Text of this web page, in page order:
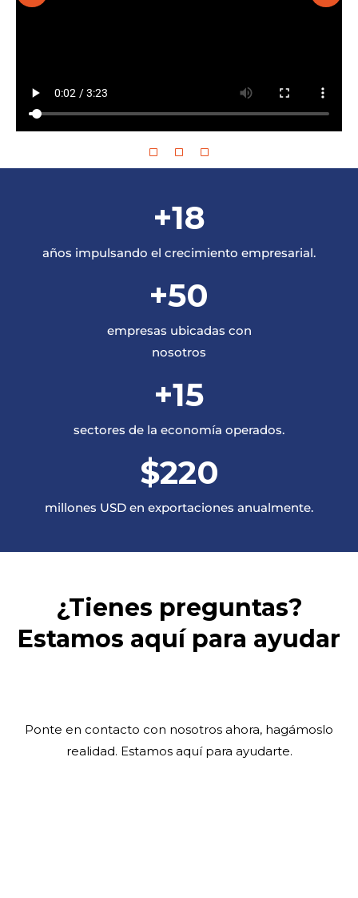
+18
años impulsando el crecimiento empresarial.
+50
empresas ubicadas con
nosotros
+15
sectores de la economía operados.
$220
millones USD en exportaciones anualmente.
¿Tienes preguntas?
Estamos aquí para ayudar
Ponte en contacto con nosotros ahora, hagámoslo
realidad. Estamos aquí para ayudarte.